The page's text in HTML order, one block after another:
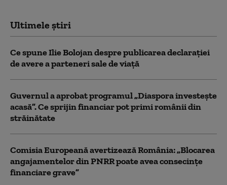
Ultimele știri
Ce spune Ilie Bolojan despre publicarea declarației
de avere a parteneri sale de viață
Guvernul a aprobat programul „Diaspora investește
acasă”. Ce sprijin financiar pot primi românii din
străinătate
Comisia Europeană avertizează România: „Blocarea
angajamentelor din PNRR poate avea consecințe
financiare grave”